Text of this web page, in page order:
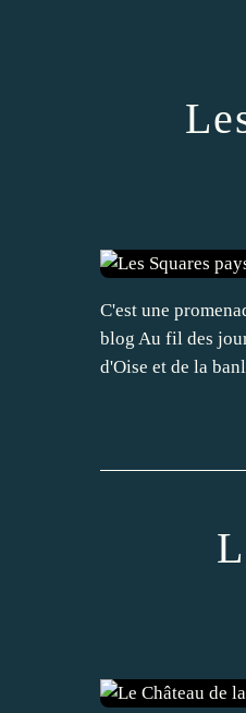
C'est une
blog Au fil des
d'Oise et de la